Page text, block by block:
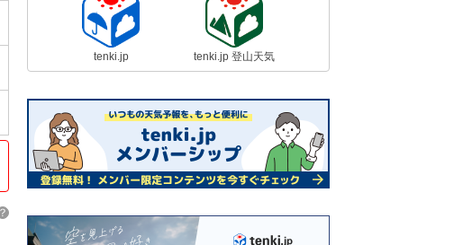
tenki.jp tenki.jp 登山天気